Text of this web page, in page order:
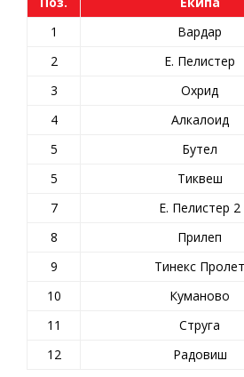
1
Вардар
2
Е. Пелистер
3
Охрид
4
Алкалоид
5
Бутел
5
Тиквеш
7
Е. Пелистер 2
8
Прилеп
9
Тинекс Пролет
10
Куманово
11
Струга
12
Радовиш